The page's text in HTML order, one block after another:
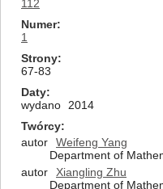
112
Numer
1
Strony
67-83
Daty
wydano
2014
Twórcy
autor
Weifeng Yang
Department of
autor
Xiangling Zhu
Department of